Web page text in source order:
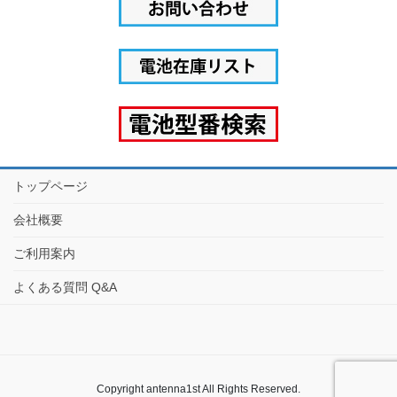
トップページ
会社概要
ご利用案内
よくある質問 Q&A
Copyright antenna1st All Rights Reserved.